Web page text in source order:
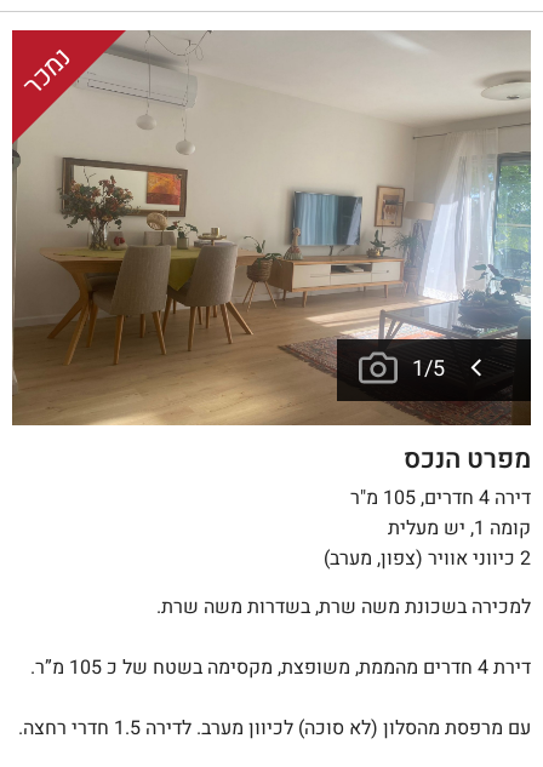
נמכר
1/5
מפרט הנכס
דירה 4 חדרים, 105 מ"ר
קומה 1, יש מעלית
2 כיווני אוויר (צפון, מערב)
למכירה בשכונת משה שרת, בשדרות משה שרת.
דירת 4 חדרים מהממת, משופצת, מקסימה בשטח של כ 105 מ”ר.
עם מרפסת מהסלון (לא סוכה) לכיוון מערב. לדירה 1.5 חדרי רחצה.